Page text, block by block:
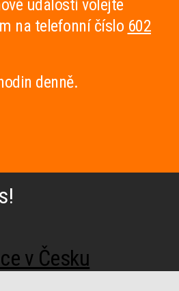
události volejte
na telefonní číslo 602
denně.